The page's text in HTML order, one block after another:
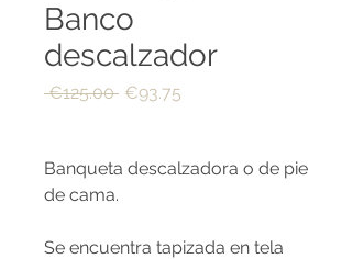
Banco
descalzador
€125.00 Regular
€93.75
Banqueta descalzadora o de pie
de cama.
Se encuentra tapizada en tela